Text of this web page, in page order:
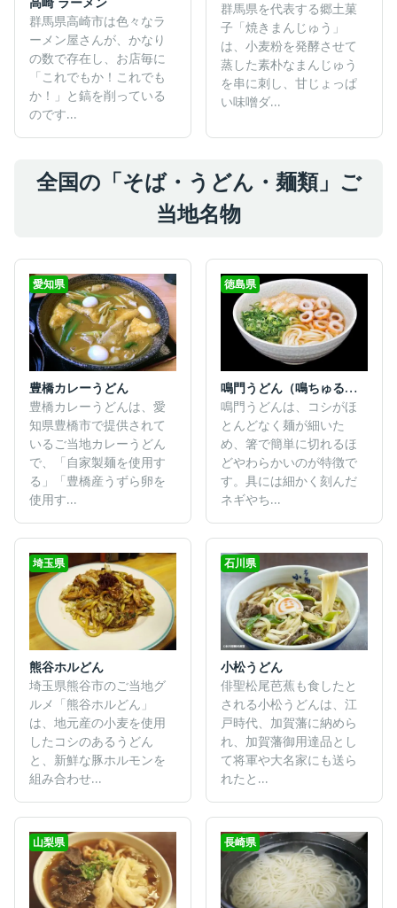
群馬県高崎市は色々なラ
ーメン屋さんが、かなり
の数で存在し、お店毎に
「これでもか！これでも
か！」と鎬を削っている
のです...
群馬県を代表する郷土菓
子「焼きまんじゅう」
は、小麦粉を発酵させて
蒸した素朴なまんじゅう
を串に刺し、甘じょっぱ
い味噌ダ...
全国の「そば・うどん・麺類」ご
当地名物
愛知県
豊橋カレーうどん
豊橋カレーうどんは、愛
知県豊橋市で提供されて
いるご当地カレーうどん
で、「自家製麺を使用す
る」「豊橋産うずら卵を
使用す...
徳島県
鳴門うどん（鳴ちゅるうどん）
鳴門うどんは、コシがほ
とんどなく麺が細いた
め、箸で簡単に切れるほ
どやわらかいのが特徴で
す。具には細かく刻んだ
ネギやち...
埼玉県
熊谷ホルどん
埼玉県熊谷市のご当地グ
ルメ「熊谷ホルどん」
は、地元産の小麦を使用
したコシのあるうどん
と、新鮮な豚ホルモンを
組み合わせ...
石川県
小松うどん
俳聖松尾芭蕉も食したと
される小松うどんは、江
戸時代、加賀藩に納めら
れ、加賀藩御用達品とし
て将軍や大名家にも送ら
れたと...
山梨県 長崎県